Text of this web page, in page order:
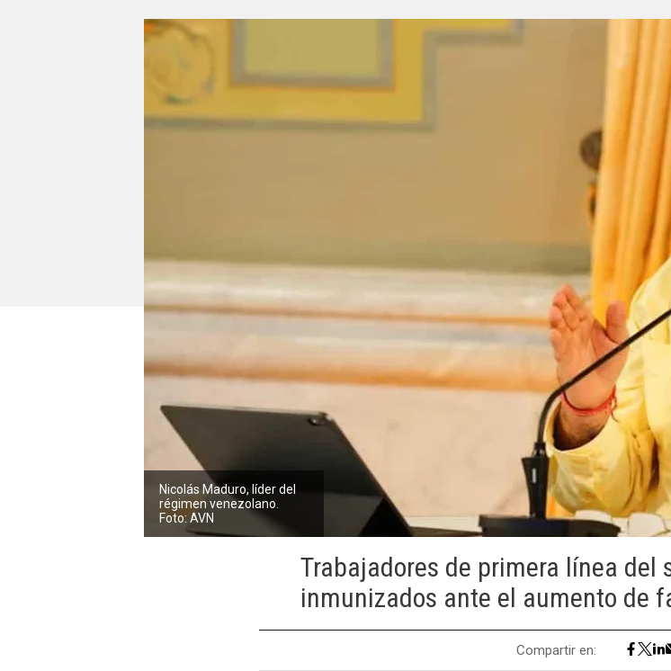
Nicolás Maduro, líder del
régimen venezolano.
Foto: AVN
Trabajadores de primera línea del
inmunizados ante el aumento de
Compartir en: